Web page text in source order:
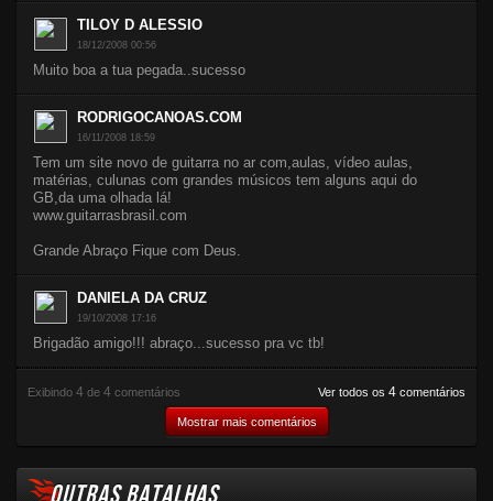
TILOY D ALESSIO
18/12/2008 00:56
Muito boa a tua pegada..sucesso
RODRIGOCANOAS.COM
16/11/2008 18:59
Tem um site novo de guitarra no ar com,aulas, vídeo aulas,
matérias, culunas com grandes músicos tem alguns aqui do
GB,da uma olhada lá!
www.guitarrasbrasil.com
Grande Abraço Fique com Deus.
DANIELA DA CRUZ
19/10/2008 17:16
Brigadão amigo!!! abraço...sucesso pra vc tb!
Exibindo 4 de 4 comentários
Mostrar mais comentários
Ver todos os 4 comentários